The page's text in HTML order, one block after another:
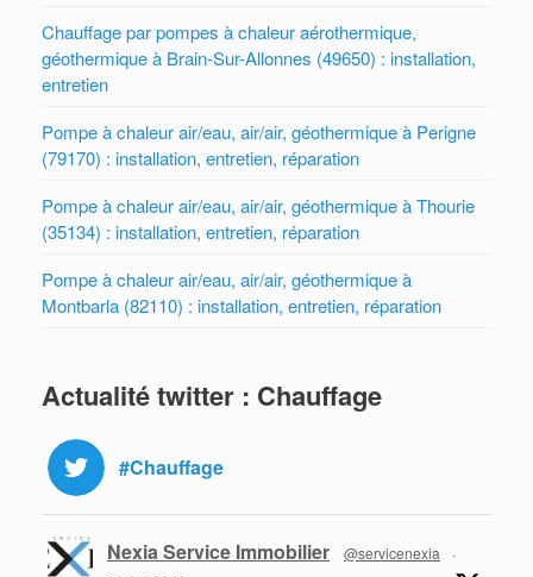
Chauffage par pompes à chaleur aérothermique,
géothermique à Brain-Sur-Allonnes (49650) : installation,
entretien
Pompe à chaleur air/eau, air/air, géothermique à Perigne
(79170) : installation, entretien, réparation
Pompe à chaleur air/eau, air/air, géothermique à Thourie
(35134) : installation, entretien, réparation
Pompe à chaleur air/eau, air/air, géothermique à
Montbarla (82110) : installation, entretien, réparation
Actualité twitter : Chauffage
#Chauffage
Nexia Service Immobilier @servicenexia
·